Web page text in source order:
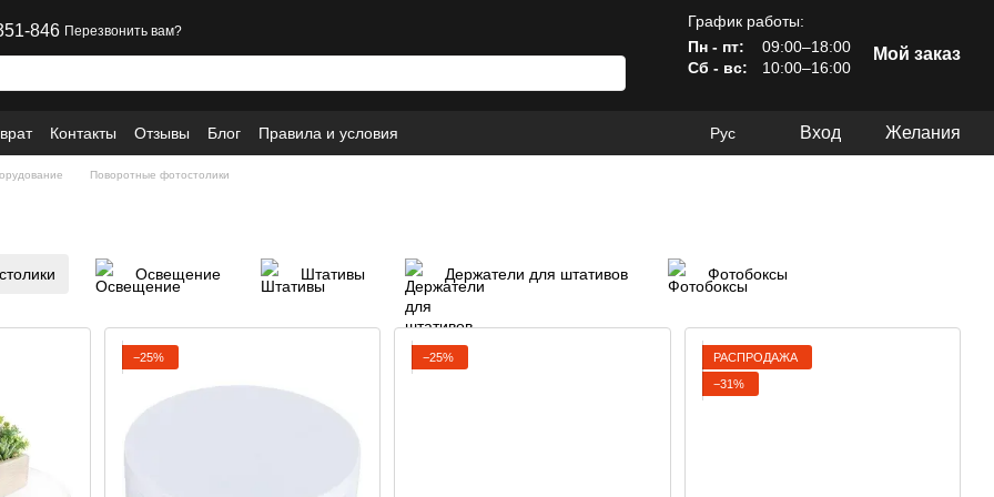
846 Перезвонить вам?
График работы:
Пн - пт:
09:00–18:00
Сб - вс:
10:00–16:00
Мой заказ
Контакты Отзывы Блог Правила и условия Рус Вход Желания
Поворотные фотостолики
Освещение Штативы Держатели для штативов Фотобоксы
−25% −25%
РАСПРОДАЖА
−31%